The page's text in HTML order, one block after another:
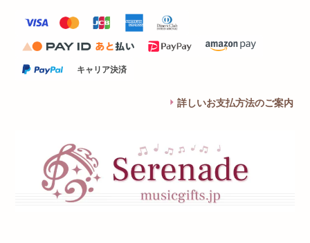
キャリア決済
詳しいお支払方法のご案内